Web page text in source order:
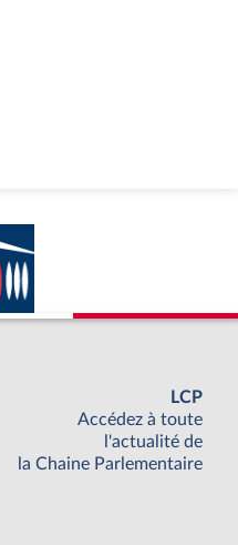
LCP
Accédez à toute
l'actualité de
la Chaine Parlementaire